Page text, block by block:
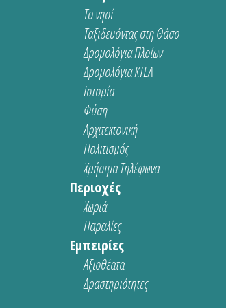
Το νησί
Ταξιδευόντας στη Θάσο
Δρομολόγια Πλοίων
Δρομολόγια ΚΤΕΛ
Ιστορία
Φύση
Αρχιτεκτονική
Πολιτισμός
Χρήσιμα Τηλέφωνα
Περιοχές
Χωριά
Παραλίες
Εμπειρίες
Αξιοθέατα
Δραστηριότητες